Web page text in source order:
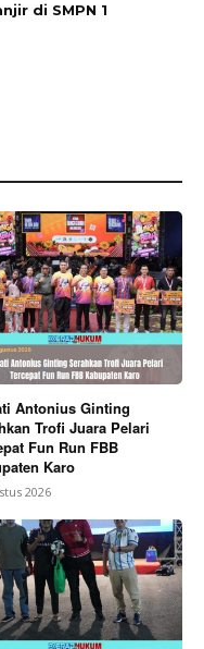
di SMPN 1
Antonius Ginting
Trofi Juara Pelari
Fun Run FBB
Karo
2026